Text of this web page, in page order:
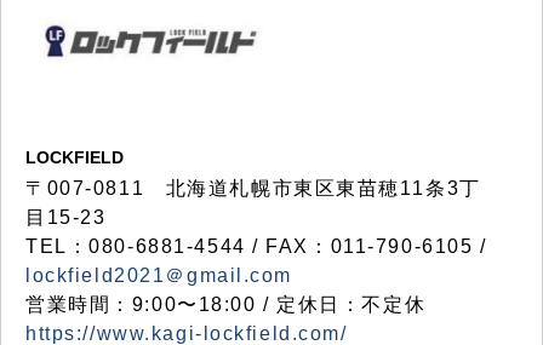
LOCKFIELD
〒007-0811 北海道札幌市東区東苗穂11条3丁
目15-23
TEL：080-6881-4544 / FAX：011-790-6105 /
lockfield2021＠gmail.com
営業時間：9:00〜18:00 / 定休日：不定休
https://www.kagi-lockfield.com/